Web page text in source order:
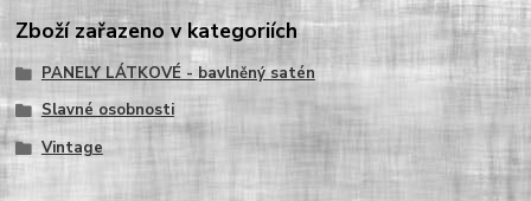
Zboží zařazeno v kategoriích
PANELY LÁTKOVÉ - bavlněný satén
Slavné osobnosti
Vintage